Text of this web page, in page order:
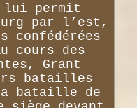
lui permit
par l’est,
confédérées
cours des
Grant
batailles
bataille de